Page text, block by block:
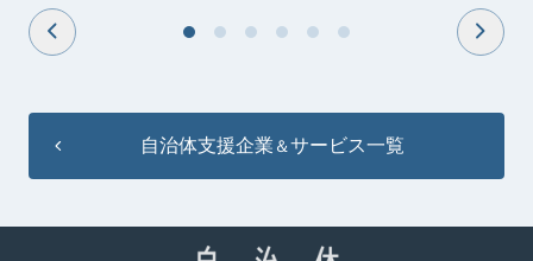
自治体支援企業 ＆サービス一覧